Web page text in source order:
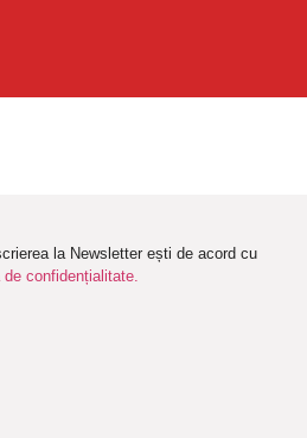
la Newsletter ești de acord cu
de confidențialitate.